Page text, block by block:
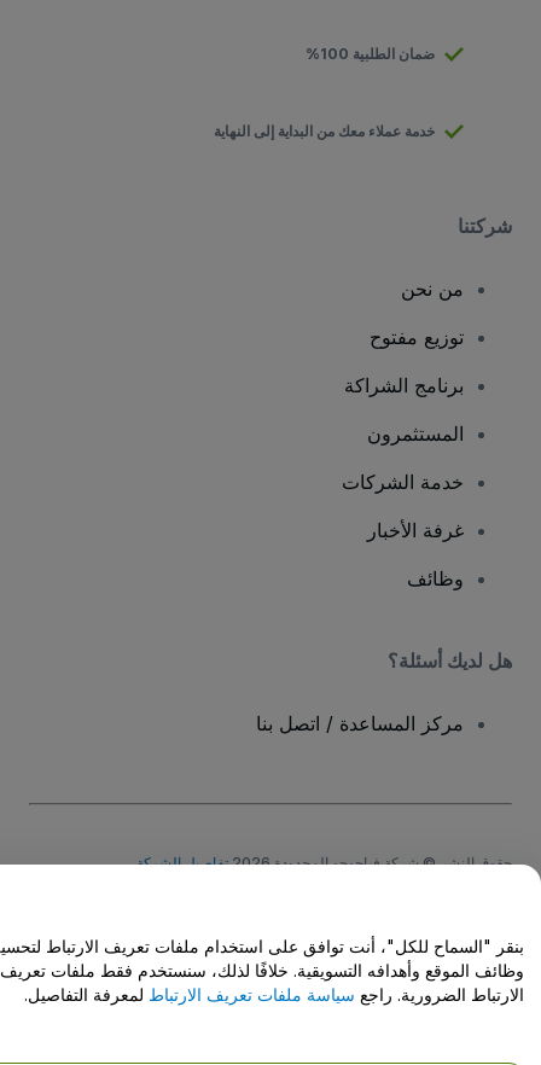
ضمان الطلبية 100%
خدمة عملاء معك من البداية إلى النهاية
شركتنا
من نحن
توزيع مفتوح
برنامج الشراكة
المستثمرون
خدمة الشركات
غرفة الأخبار
وظائف
هل لديك أسئلة؟
مركز المساعدة / اتصل بنا
حقوق النشر © شركة فياجوجو المحدودة 2026
تفاصيل الشركة
بنقر "السماح للكل"، أنت توافق على استخدام ملفات تعريف الارتباط لتحسين
وظائف الموقع وأهدافه التسويقية. خلافًا لذلك، سنستخدم فقط ملفات تعريف
الارتباط الضرورية. راجعسياسة ملفات تعريف الارتباطلمعرفة التفاصيل.